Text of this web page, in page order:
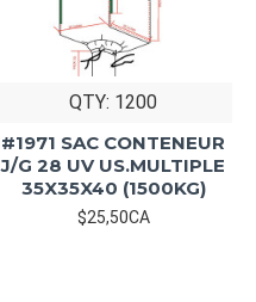
QTY: 1200
#1971 SAC CONTENEUR
J/G 28 UV US.MULTIPLE
35X35X40 (1500KG)
$25,50CA